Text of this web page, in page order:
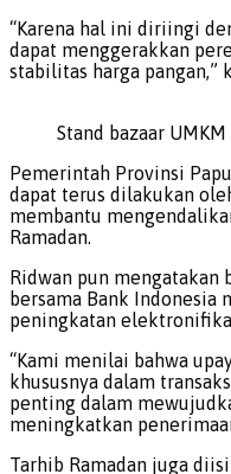
“Karena hal ini diriingi
dapat menggerakkan
stabilitas harga pangan,”
Stand bazaar
Pemerintah Provinsi
dapat terus dilakukan
membantu
Ramadan.
Ridwan pun mengatakan
bersama Bank Indonesia
peningkatan
“Kami menilai bahwa
khususnya dalam
penting dalam
meningkatkan
Tarhib Ramadan juga